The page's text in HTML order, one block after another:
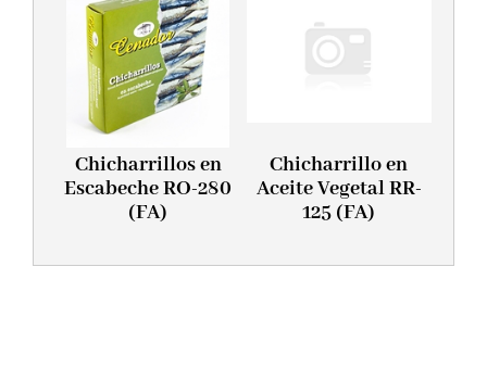
Chicharrillos en
Escabeche RO-280
(FA)
Chicharrillo en
Aceite Vegetal RR-
125 (FA)